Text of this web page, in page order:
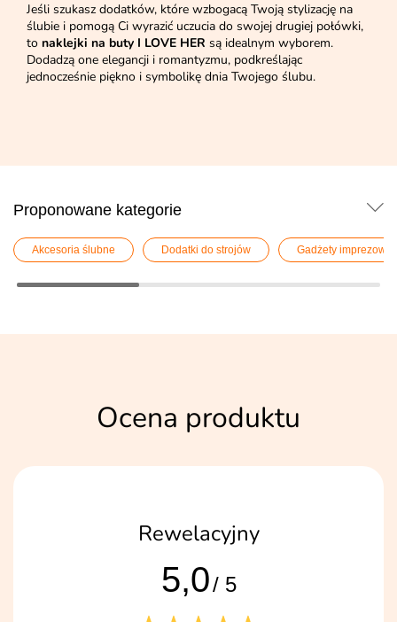
Jeśli szukasz dodatków, które wzbogacą Twoją stylizację na
ślubie i pomogą Ci wyrazić uczucia do swojej drugiej połówki,
to naklejki na buty I LOVE HER są idealnym wyborem.
Dodadzą one elegancji i romantyzmu, podkreślając
jednocześnie piękno i symbolikę dnia Twojego ślubu.
Proponowane kategorie
Akcesoria ślubne Dodatki do strojów Gadżety imprezowe
Ocena produktu
Rewelacyjny
5,0/ 5